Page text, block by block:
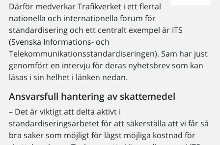
Därför medverkar Trafikverket i ett flertal
nationella och internationella forum för
standardisering och ett centralt exempel är ITS
(Svenska Informations- och
Telekommunikationsstandardiseringen). Sam har just
genomfört en intervju för deras nyhetsbrev som kan
läsas i sin helhet i länken nedan.
Ansvarsfull hantering av skattemedel
– Det är viktigt att delta aktivt i
standardiseringsarbetet för att säkerställa att vi får så
bra saker som möjligt för lägst möjliga kostnad för